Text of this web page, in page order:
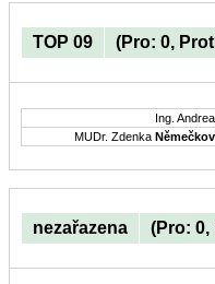
TOP 09 (Pro: 0,
Ing. Andrea
MUDr. Zdenka
nezařazena (Pro: 0,